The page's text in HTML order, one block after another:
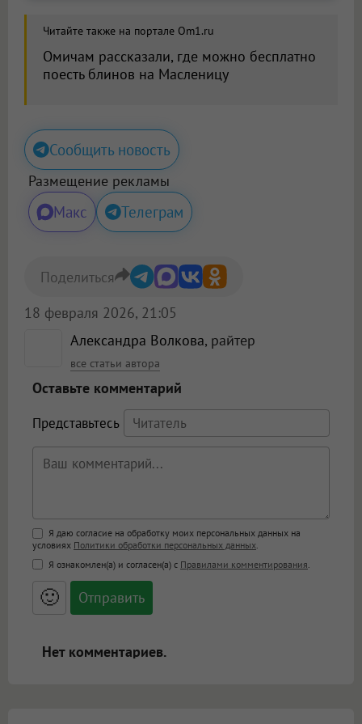
Читайте также на портале Om1.ru
Омичам рассказали, где можно бесплатно
поесть блинов на Масленицу
Сообщить новость
Размещение рекламы
Макс Телеграм
Александра Волкова, райтер
все статьи автора
18 февраля 2026, 21:05
Поделиться
Оставьте комментарий
Представьтесь
Поддержка HTML
<b>, <strong>, <u>, <i>, <em>, <s>, <big>,
<small>, <sup>, <sub>, <pre>, <ul>, <ol>, <li>,
<blockquote>, <code> экранирует HTML,
адреса URL автоматически становятся
ссылками, и [img]адрес[/img] будет
Я даю согласие на обработку моих персональных данных на
условиях Политики обработки персональных данных
Я ознакомлен(а) и согласен(а) с Правилами комментирования
🙂
Нет комментариев.